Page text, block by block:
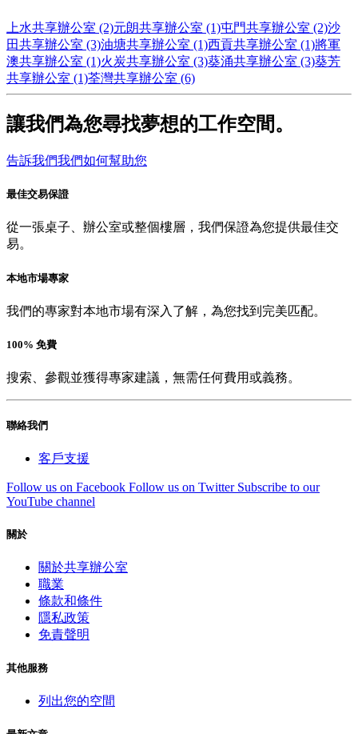
上水共享辦公室 (2)元朗共享辦公室 (1)屯門共享辦公室 (2)沙
田共享辦公室 (3)油塘共享辦公室 (1)西貢共享辦公室 (1)將軍
澳共享辦公室 (1)火炭共享辦公室 (3)葵涌共享辦公室 (3)葵芳
共享辦公室 (1)荃灣共享辦公室 (6)
讓我們為您尋找夢想的工作空間。
告訴我們我們如何幫助您
最佳交易保證
從一張桌子、辦公室或整個樓層，我們保證為您提供最佳交
易。
本地市場專家
我們的專家對本地市場有深入了解，為您找到完美匹配。
100% 免費
搜索、參觀並獲得專家建議，無需任何費用或義務。
聯絡我們
客戶支援
Follow us on Facebook Follow us on Twitter Subscribe to our
YouTube channel
關於
關於共享辦公室
職業
條款和條件
隱私政策
免責聲明
其他服務
列出您的空間